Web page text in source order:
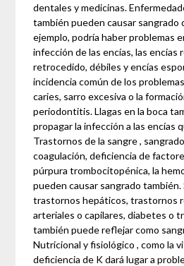
dentales y medicinas.
también pueden causar sangrado
ejemplo, podría haber problemas
infección de las encías, las encías
retrocedido, débiles y encías
incidencia común de los
caries, sarro excesiva o la
periodontitis. Llagas en la boca
propagar la infección a las encías
Trastornos de la sangre ,
coagulación, deficiencia de
púrpura trombocitopénica, la
pueden causar sangrado
trastornos hepáticos, trastornos
arteriales o capilares, diabetes o
también puede reflejar como
Nutricional y fisiológico , como la
deficiencia de K dará lugar a